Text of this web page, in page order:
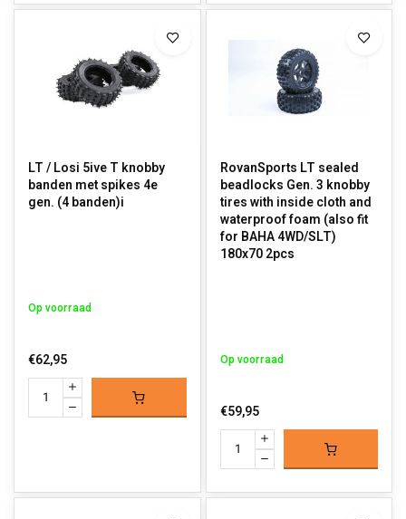
LT / Losi 5ive T knobby
banden met spikes 4e
gen. (4 banden)i
Op voorraad
€62,95
RovanSports LT sealed
beadlocks Gen. 3 knobby
tires with inside cloth and
waterproof foam (also fit
for BAHA 4WD/SLT)
180x70 2pcs
Op voorraad
€59,95